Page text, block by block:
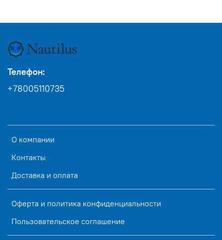
О компании
Контакты
Доставка и оплата
Оферта и политика конфиденциальности
Пользовательское соглашение
Телефон:
+78005110735